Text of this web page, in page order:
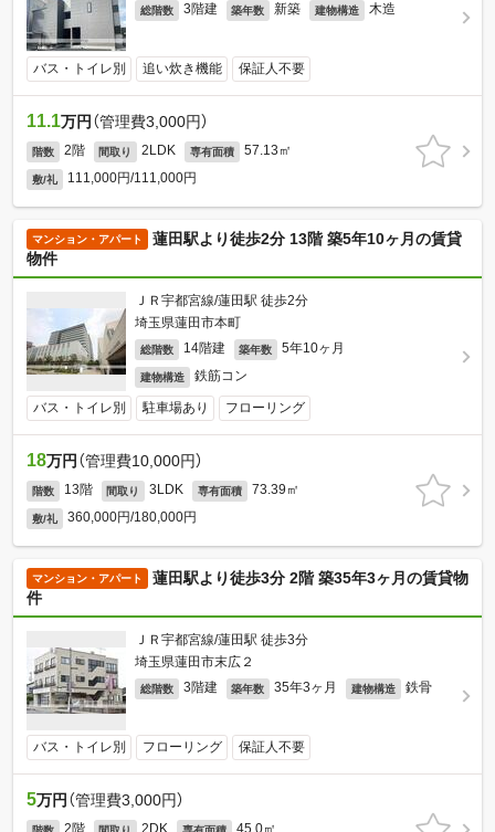
総階数 3階建 築年数 新築 建物構造 木造
バス・トイレ別 追い炊き機能 保証人不要
11.1万円 （管理費3,000円）
階数 2階 間取り 2LDK 専有面積 57.13㎡
敷/礼 111,000円/111,000円
マンション・アパート
蓮田駅より徒歩2分 13階 築5年10ヶ月の賃貸
物件
ＪＲ宇都宮線/蓮田駅 徒歩2分
埼玉県蓮田市本町
総階数 14階建 築年数 5年10ヶ月
建物構造 鉄筋コン
バス・トイレ別 駐車場あり フローリング
18万円 （管理費10,000円）
階数 13階 間取り 3LDK 専有面積 73.39㎡
敷/礼 360,000円/180,000円
マンション・アパート
蓮田駅より徒歩3分 2階 築35年3ヶ月の賃貸物
件
ＪＲ宇都宮線/蓮田駅 徒歩3分
埼玉県蓮田市末広２
総階数 3階建 築年数 35年3ヶ月 建物構造 鉄骨
バス・トイレ別 フローリング 保証人不要
5万円 （管理費3,000円）